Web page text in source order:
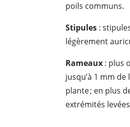
poils communs.
Stipules :
légèrement
Rameaux : plus
jusqu’à 1 mm
plante ; en plus
extrémités